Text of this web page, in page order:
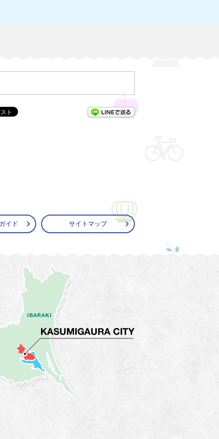
LINEで送る
イド サイトマップ